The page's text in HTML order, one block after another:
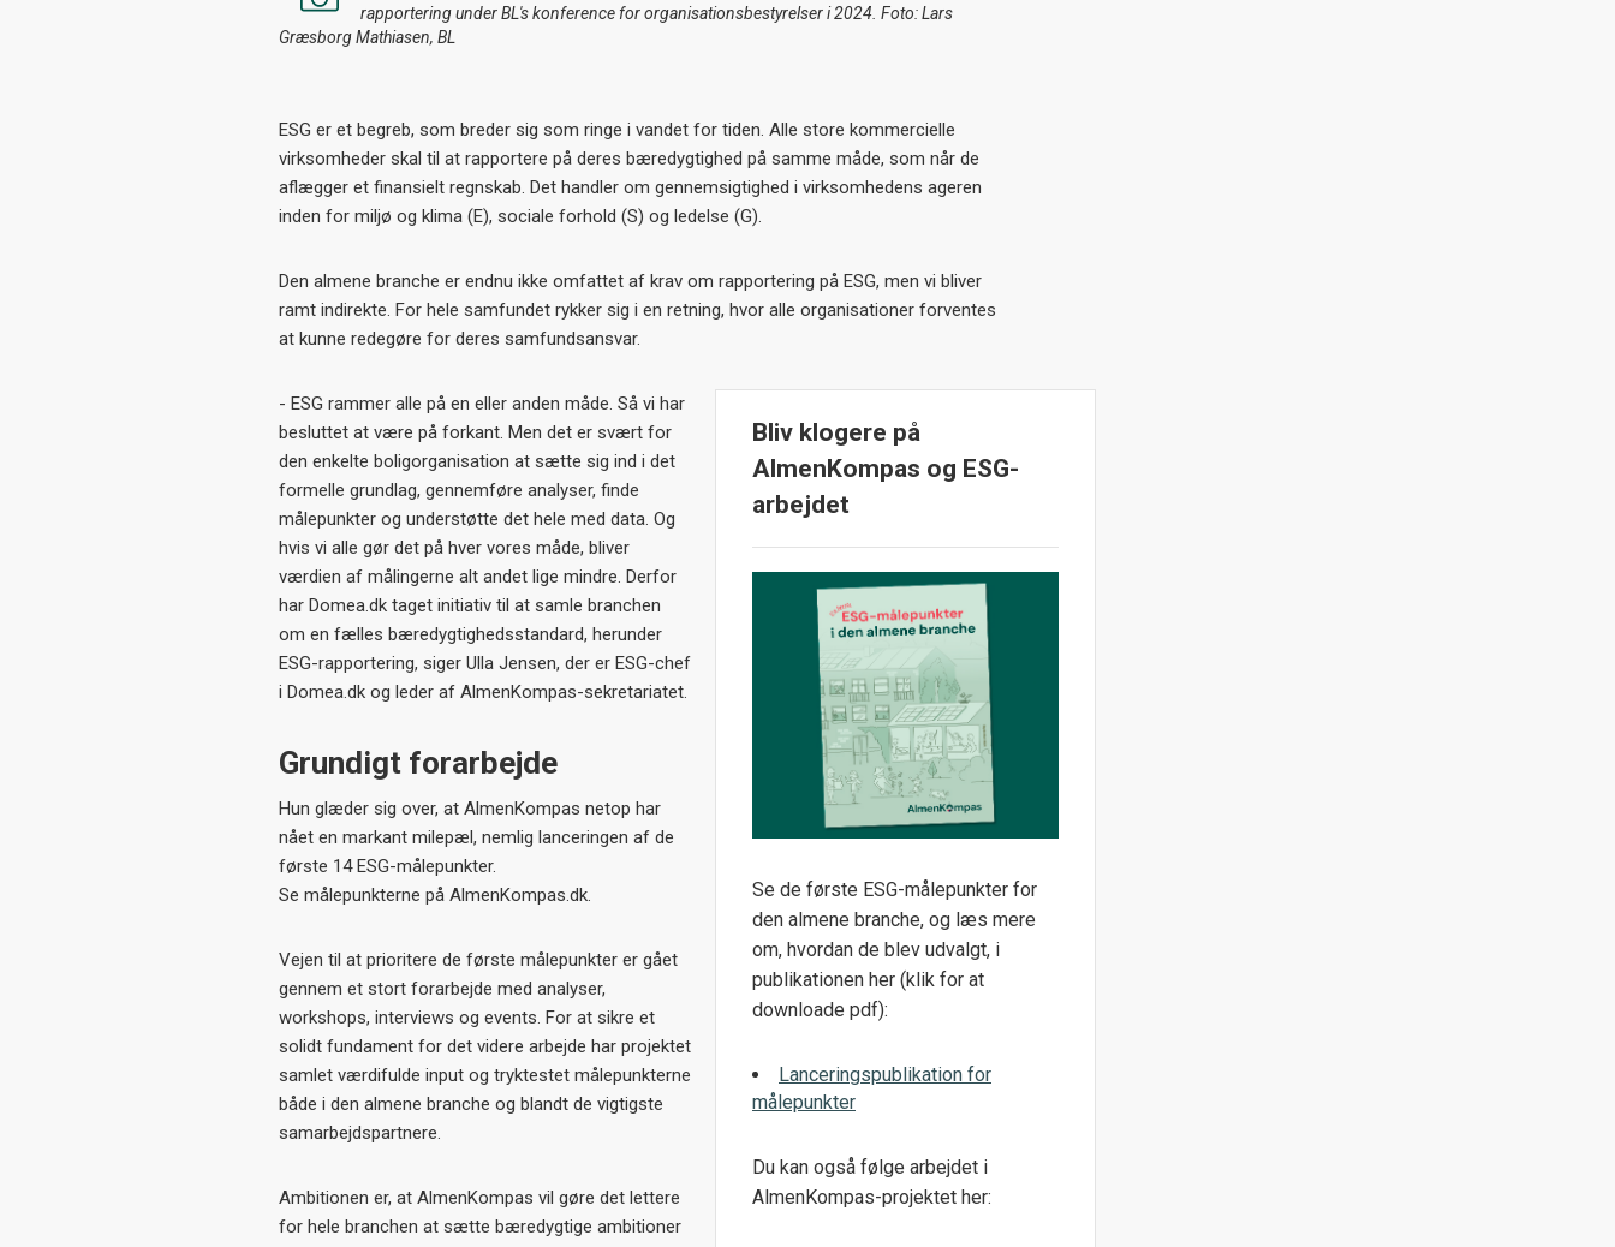
rapportering under BL's konference for organisationsbestyrelser i 2024. Foto: Lars
Græsborg Mathiasen, BL
ESG er et begreb, som breder sig som ringe i vandet for tiden. Alle store kommercielle
virksomheder skal til at rapportere på deres bæredygtighed på samme måde, som når de
aflægger et finansielt regnskab. Det handler om gennemsigtighed i virksomhedens ageren
inden for miljø og klima (E), sociale forhold (S) og ledelse (G).
Den almene branche er endnu ikke omfattet af krav om rapportering på ESG, men vi bliver
ramt indirekte. For hele samfundet rykker sig i en retning, hvor alle organisationer forventes
at kunne redegøre for deres samfundsansvar.
Bliv klogere på
AlmenKompas og ESG-
arbejdet
Se de første ESG-målepunkter for
den almene branche, og læs mere
om, hvordan de blev udvalgt, i
publikationen her (klik for at
downloade pdf):
Lanceringspublikation for
målepunkter
Du kan også følge arbejdet i
AlmenKompas-projektet her:
- ESG rammer alle på en eller anden måde. Så vi har
besluttet at være på forkant. Men det er svært for
den enkelte boligorganisation at sætte sig ind i det
formelle grundlag, gennemføre analyser, finde
målepunkter og understøtte det hele med data. Og
hvis vi alle gør det på hver vores måde, bliver
værdien af målingerne alt andet lige mindre. Derfor
har Domea.dk taget initiativ til at samle branchen
om en fælles bæredygtighedsstandard, herunder
ESG-rapportering, siger Ulla Jensen, der er ESG-chef
i Domea.dk og leder af AlmenKompas-sekretariatet.
Grundigt forarbejde
Hun glæder sig over, at AlmenKompas netop har
nået en markant milepæl, nemlig lanceringen af de
første 14 ESG-målepunkter.
Se målepunkterne på AlmenKompas.dk.
Vejen til at prioritere de første målepunkter er gået
gennem et stort forarbejde med analyser,
workshops, interviews og events. For at sikre et
solidt fundament for det videre arbejde har projektet
samlet værdifulde input og tryktestet målepunkterne
både i den almene branche og blandt de vigtigste
samarbejdspartnere.
Ambitionen er, at AlmenKompas vil gøre det lettere
for hele branchen at sætte bæredygtige ambitioner